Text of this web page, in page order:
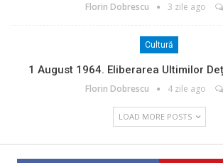
Florin Dobrescu 3 zile ago
Cultură
1 August 1964. Eliberarea Ultimilor
Florin Dobrescu 4 zile ago
LOAD MORE POSTS